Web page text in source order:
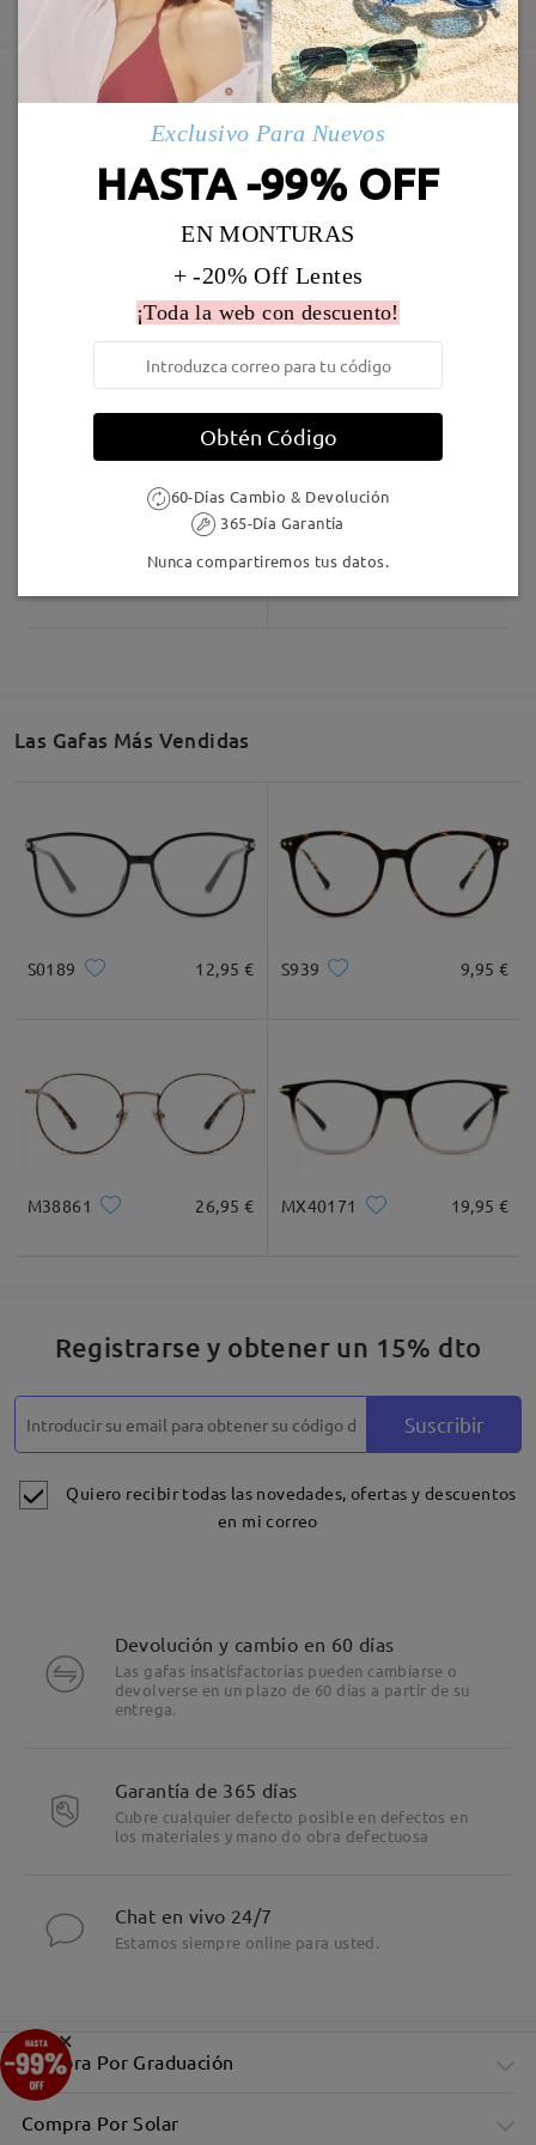
5-7 días laborales detalles
Enviado
5-7 días laborales
detalles
Marcos Similares
M26669 16,95 € M39047 23,95 €
25,95 €
Las Gafas Más Vendidas
S0189 12,95 € S939 9,95 €
M38861 26,95 € MX40171 19,95 €
Registrarse y obtener un 15% dto
Suscribir
Quiero recibir todas las novedades, ofertas y descuentos
en mi correo
Devolución y cambio en 60 días
Las gafas insatisfactorias pueden cambiarse o
devolverse en un plazo de 60 días a partir de su
entrega.
Garantía de 365 días
Cubre cualquier defecto posible en defectos en
los materiales y mano do obra defectuosa
Chat en vivo 24/7
Estamos siempre online para usted.
Compra Por Graduación
Compra Por Solar
×
Exclusivo Para Nuevos
HASTA -99% OFF
EN MONTURAS
+ -20% Off Lentes
¡Toda la web con descuento!
Obtén Código
60-Días Cambio & Devolución
365-Día Garantía
Nunca compartiremos tus datos.